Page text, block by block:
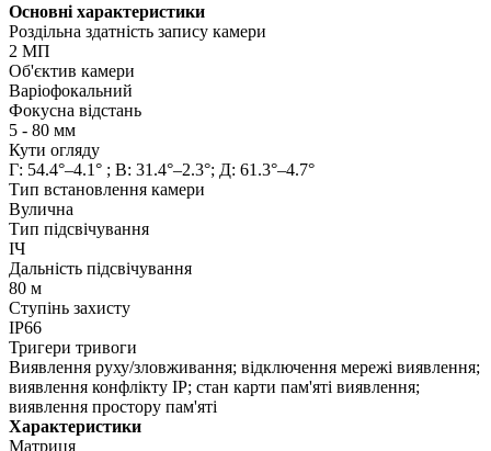
Основні характеристики
Роздільна здатність запису камери
2 МП
Об'єктив камери
Варіофокальний
Фокусна відстань
5 - 80 мм
Кути огляду
Г: 54.4°–4.1° ; В: 31.4°–2.3°; Д: 61.3°–4.7°
Тип встановлення камери
Вулична
Тип підсвічування
ІЧ
Дальність підсвічування
80 м
Ступінь захисту
IP66
Тригери тривоги
Виявлення руху/зловживання; відключення мережі виявлення;
виявлення конфлікту IP; стан карти пам'яті виявлення;
виявлення простору пам'яті
Характеристики
Матриця